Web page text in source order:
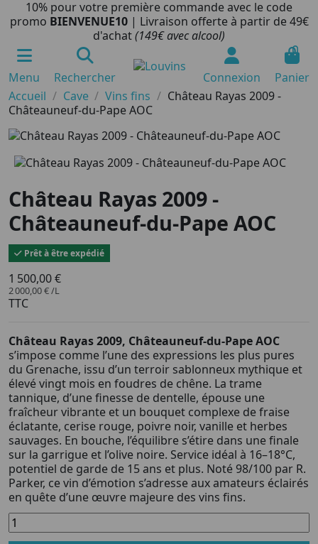
10% pour votre première commande avec le code
promo BIENVENUE10 | Livraison offerte à partir de 49€
d'achat(149€ avec alcool)
Menu Rechercher Connexion
0
Panier
Accueil
Cave Vins fins
Château Rayas 2009 -
Châteauneuf-du-Pape AOC
Château Rayas 2009 -
Châteauneuf-du-Pape AOC
Prêt à être expédié
1 500,00 €
2 000,00 € /L
TTC
Château Rayas 2009, Châteauneuf-du-Pape AOC
s’impose comme l’une des expressions les plus pures
du Grenache, issu d’un terroir sablonneux mythique et
élevé vingt mois en foudres de chêne. La trame
tannique, d’une finesse de dentelle, épouse une
fraîcheur vibrante et un bouquet complexe de fraise
éclatante, cerise rouge, poivre noir, vanille et herbes
sauvages. En bouche, l’équilibre s’étire dans une finale
sur la garrigue et l’olive noire. Service idéal à 16–18°C,
potentiel de garde de 15 ans et plus. Noté 98/100 par R.
Parker, ce vin d’émotion s’adresse aux amateurs éclairés
en quête d’une œuvre majeure des vins fins.